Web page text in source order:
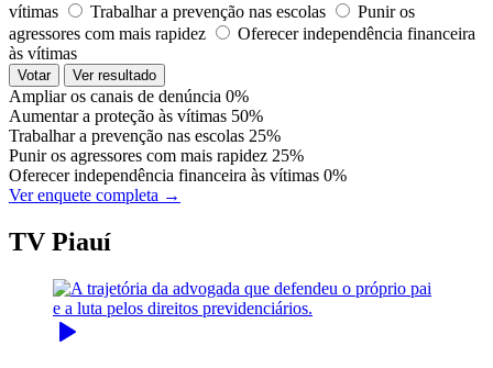
vítimas
Trabalhar a prevenção nas escolas
Punir os
agressores com mais rapidez
Oferecer independência financeira
às vítimas
Votar Ver resultado
Ampliar os canais de denúncia 0%
Aumentar a proteção às vítimas 50%
Trabalhar a prevenção nas escolas 25%
Punir os agressores com mais rapidez 25%
Oferecer independência financeira às vítimas 0%
Ver enquete completa →
TV Piauí